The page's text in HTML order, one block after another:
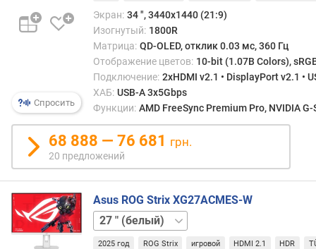
о
а
м
п
о
д
а
т
е
д
о
Спросить
Экран: 34 ", 3440x1440 (21:9)
Изогнутый: 1800R
Матрица: QD-OLED, отклик 0.03 мс, 360 Гц
Отображение цветов: 10-bit (1.07B Colors),
Подключение: 2xHDMI v2.1 • DisplayPort v2.1 •
ХАБ: USB-A 3x5Gbps
Функции: AMD FreeSync Premium Pro, NVIDIA
68 888 — 76 681 грн.
20 предложений
Asus ROG Strix XG27ACMES-W
27 "
2025 год ROG Strix игровой HDMI 2.1 HDR